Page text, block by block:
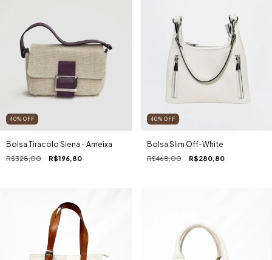
40% OFF
Bolsa Tiracolo Siena - Ameixa
R$328,00 R$196,80
40% OFF
Bolsa Slim Off-White
R$468,00 R$280,80